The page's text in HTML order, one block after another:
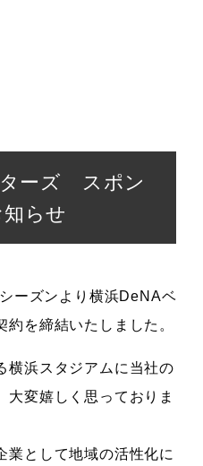
ーズ スポン
らせ
ーズンより横浜DeNAベ
を締結いたしました。
横浜スタジアムに当社の
大変嬉しく思っておりま
業として地域の活性化に